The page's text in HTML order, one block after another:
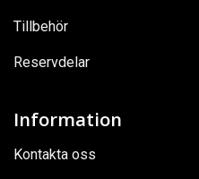
Tillbehör
Reservdelar
Information
Kontakta oss